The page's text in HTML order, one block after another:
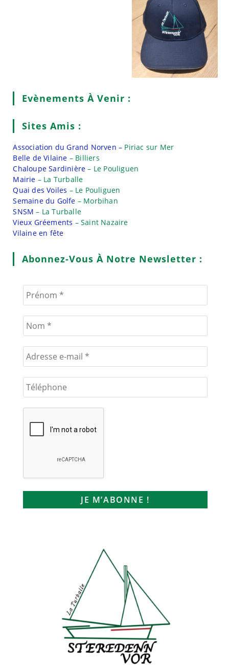
Evènements À Venir :
Sites Amis :
Association du Grand Norven – Piriac sur Mer
Belle de Vilaine – Billiers
Chaloupe Sardinière – Le Pouliguen
Mairie – La Turballe
Quai des Voiles – Le Pouliguen
Semaine du Golfe – Morbihan
SNSM – La Turballe
Vieux Gréements – Saint Nazaire
Vilaine en fête
Abonnez-Vous À Notre Newsletter :